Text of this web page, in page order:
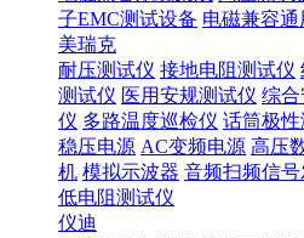
子EMC测试设备 电磁兼容
美瑞克
耐压测试仪 接地电阻测试仪
测试仪 医用安规测试仪 综合
仪 多路温度巡检仪 话筒极
稳压电源 AC变频电源 高压
机 模拟示波器 音频扫频信号
低电阻测试仪
仪迪